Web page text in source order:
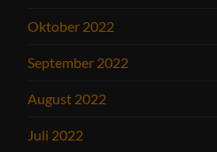
Oktober 2022
September 2022
August 2022
Juli 2022